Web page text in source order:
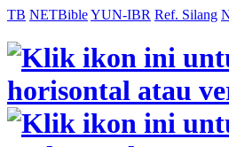
TB NETBibleYUN-IBR Ref. Silang